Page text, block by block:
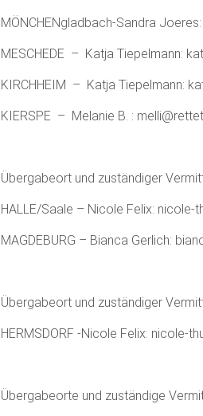
MÖNCHENgladbach-Sandra
MESCHEDE – Katja Tiepelmann:
KIRCHHEIM – Katja Tiepelmann:
KIERSPE – Melanie B. :
Übergabeort und zuständiger
HALLE/Saale – Nicole Felix: nicole-
MAGDEBURG – Bianca Gerlich:
Übergabeort und zuständiger
HERMSDORF -Nicole Felix: nicole-
Übergabeorte und zuständige